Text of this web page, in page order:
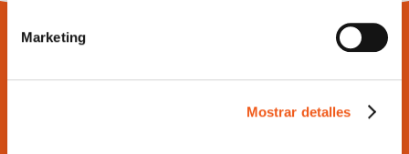
Marketing
Mostrar detalles
SEDE CENTRAL – VALENCIA